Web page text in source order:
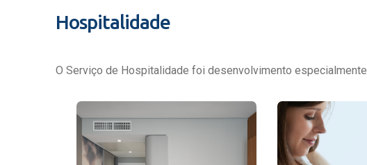
Hospitalidade
O Serviço de Hospitalidade foi desenvolvimento